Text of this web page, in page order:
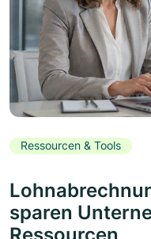
Ressourcen & Tools
sparen